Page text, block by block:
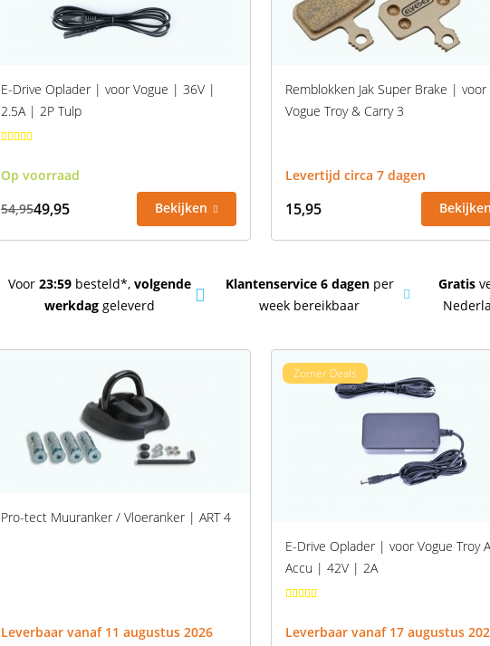
E-Drive Oplader | voor Vogue | 36V |
2.5A | 2P Tulp
Op voorraad
54,9549,95 Bekijken
Remblokken Jak Super Brake | voor
Vogue Troy & Carry 3
Levertijd circa 7 dagen
15,95 Bekijken
Voor 23:59besteld*, volgende
werkdaggeleverd
Klantenservice 6 dagenper
week bereikbaar
Gratis
Pro-tect Muuranker / Vloeranker | ART 4
Leverbaar vanaf 11 augustus 2026
Zomer Deals
E-Drive Oplader | voor Vogue Troy
Accu | 42V | 2A
Leverbaar vanaf 17 augustus